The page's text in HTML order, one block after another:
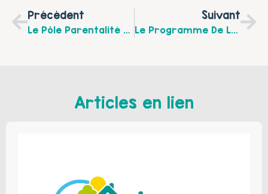
Précédent
Le Pôle Parentalité Du Centre Social Municipal À Boulogne Sur Mer Invite Les Parents À Une Rencontre De Préparation : Les Activités Et Sorties Familiales De L’été 2016 Le Mardi 15 Mars 2016 À 13h45.
Suivant
Le Programme De La Journée Internationale Des Femmes Du CIDFF De Boulogne Sur Mer.
Articles en lien